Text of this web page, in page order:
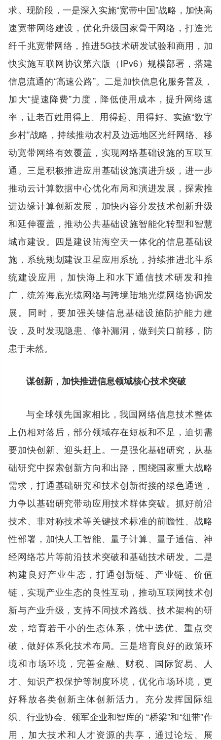
求。现阶段，一是深入实施“宽带中国”战略，加快高
速宽带网络建设，优化升级国家骨干网络，打造光
纤千兆宽带网络，推进5G技术研发试验和商用，加
快实施互联网协议第六版（IPv6）规模部署，搭建
信息流通的“高速公路”。二是加快信息化服务普及，
加大“提速降费”力度，降低使用成本，提升网络速
率，让老百姓用得上、用得起、用得好。实施“数字
乡村”战略，持续推动农村及边远地区光纤网络、移
动宽带网络有效覆盖，实现网络基础设施的互联互
通。三是积极推进应用基础设施演进升级，进一步
推动云计算数据中心优化布局和演进发展，探索推
进边缘计算创新发展，加快内容分发技术创新升级
和延伸覆盖，推动公共基础设施智能化转型和智慧
城市建设。四是建设陆海空天一体化的信息基础设
施，系统规划建设卫星应用系统，持续推进北斗系
统建设应用，加快海上和水下通信技术研发和推
广，统筹海底光缆网络与跨境陆地光缆网络协调发
展。同时，要加强关键信息基础设施防护能力建
设，及时发现隐患、修补漏洞，做到关口前移，防
患于未然。
谋创新，加快推进信息领域核心技术突破
与全球领先国家相比，我国网络信息技术整体
上仍相对落后，部分领域存在短板和不足，迫切需
要加快创新、迎头赶上。一是强化基础研究，从基
础研究中探索创新方向和出路，围绕国家重大战略
需求，打通基础研究和技术创新衔接的绿色通道，
力争以基础研究带动应用技术群体突破。抓好前沿
技术、非对称技术等关键技术标准的前瞻性、战略
性部署，加快人工智能、量子计算、量子通信、神
经网络芯片等前沿技术突破和基础技术研发。二是
构建良好产业生态，打通创新链、产业链、价值
链，实现产业生态的良性互动，推动互联网技术创
新与产业升级，支持不同技术路线、技术架构的研
发，培育若干小的生态体系，优中选优、重点突
破，做好体系化技术布局。三是培育良好的政策环
境和市场环境，完善金融、财税、国际贸易、人
才、知识产权保护等制度环境，优化市场环境，更
好释放各类创新主体创新活力。充分发挥国际组
织、行业协会、领军企业和智库的 “桥梁”和“纽带”作
用，加大技术和人才资源的共享，通过论坛、展